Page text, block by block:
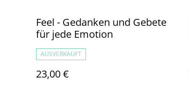
Feel - Gedanken und Gebete
für jede Emotion
AUSVERKAUFT
23,00 €